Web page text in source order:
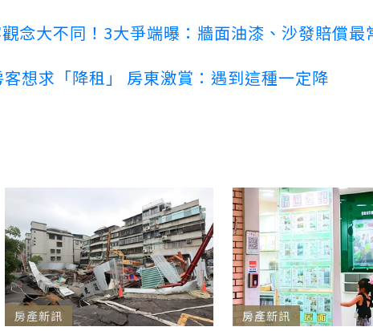
念大不同！3大爭端曝：牆面油漆、沙發賠償最
想求「降租」 房東激賞：遇到這種一定降
房產新訊 房產新訊